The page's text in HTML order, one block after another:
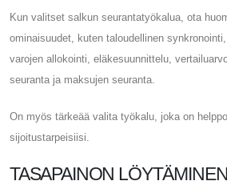
Kun valitset salkun seurantatyökalua, ota
ominaisuudet, kuten taloudellinen synkronointi,
varojen allokointi, eläkesuunnittelu,
seuranta ja maksujen seuranta.
On myös tärkeää valita työkalu, joka on
sijoitustarpeisiisi.
TASAPAINON LÖYTÄMINEN